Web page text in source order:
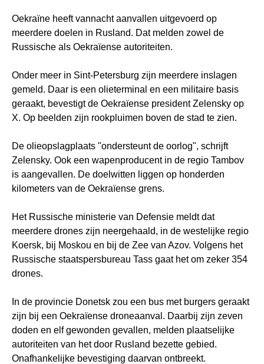
Oekraïne heeft vannacht aanvallen uitgevoerd op
meerdere doelen in Rusland. Dat melden zowel de
Russische als Oekraïense autoriteiten.
Onder meer in Sint-Petersburg zijn meerdere inslagen
gemeld. Daar is een olieterminal en een militaire basis
geraakt, bevestigt de Oekraïense president Zelensky op
X. Op beelden zijn rookpluimen boven de stad te zien.
De olieopslagplaats "ondersteunt de oorlog", schrijft
Zelensky. Ook een wapenproducent in de regio Tambov
is aangevallen. De doelwitten liggen op honderden
kilometers van de Oekraïense grens.
Het Russische ministerie van Defensie meldt dat
meerdere drones zijn neergehaald, in de westelijke regio
Koersk, bij Moskou en bij de Zee van Azov. Volgens het
Russische staatspersbureau Tass gaat het om zeker 354
drones.
In de provincie Donetsk zou een bus met burgers geraakt
zijn bij een Oekraïense droneaanval. Daarbij zijn zeven
doden en elf gewonden gevallen, melden plaatselijke
autoriteiten van het door Rusland bezette gebied.
Onafhankelijke bevestiging daarvan ontbreekt.